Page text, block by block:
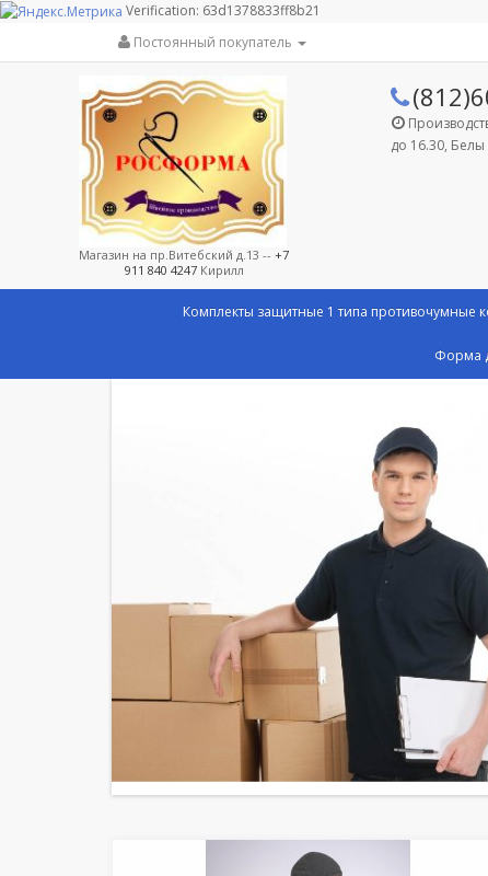
Verification: 63d1378833ff8b21
Постоянный покупатель
Магазин на пр.Витебский д.13 -- +7
911 840 4247Кирилл
до 16.30,
Комплекты защитные 1 типа противочумные
Форма